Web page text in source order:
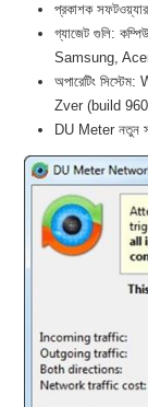
প্রকাশক
গ্যাজেট গুলি:
Samsung,
অপারেটিং
Zver (build
DU Meter নতুন